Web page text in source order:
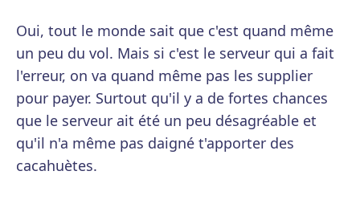
Oui, tout le monde sait que c'est quand même
un peu du vol. Mais si c'est le serveur qui a fait
l'erreur, on va quand même pas les supplier
pour payer. Surtout qu'il y a de fortes chances
que le serveur ait été un peu désagréable et
qu'il n'a même pas daigné t'apporter des
cacahuètes.